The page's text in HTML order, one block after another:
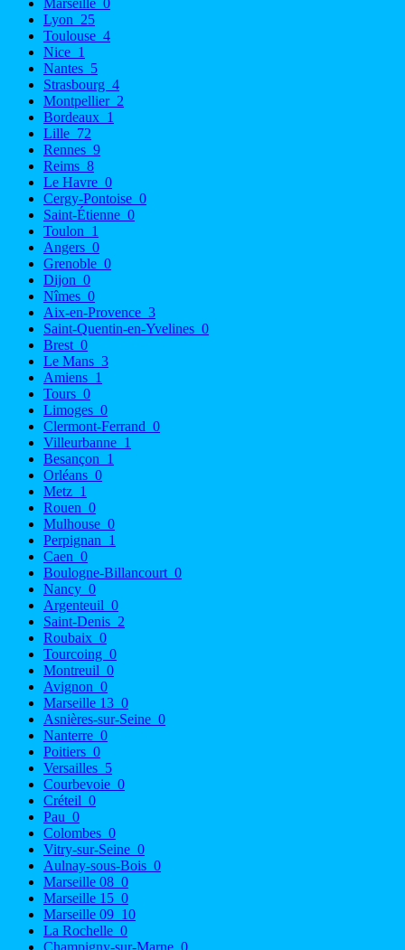
Lyon 25
Toulouse 4
Nice 1
Nantes 5
Strasbourg 4
Montpellier 2
Bordeaux 1
Lille 72
Rennes 9
Reims 8
Le Havre 0
Cergy-Pontoise 0
Saint-Étienne 0
Toulon 1
Angers 0
Grenoble 0
Dijon 0
Nîmes 0
Aix-en-Provence 3
Saint-Quentin-en-Yvelines 0
Brest 0
Le Mans 3
Amiens 1
Tours 0
Limoges 0
Clermont-Ferrand 0
Villeurbanne 1
Besançon 1
Orléans 0
Metz 1
Rouen 0
Mulhouse 0
Perpignan 1
Caen 0
Boulogne-Billancourt 0
Nancy 0
Argenteuil 0
Saint-Denis 2
Roubaix 0
Tourcoing 0
Montreuil 0
Avignon 0
Marseille 13 0
Asnières-sur-Seine 0
Nanterre 0
Poitiers 0
Versailles 5
Courbevoie 0
Créteil 0
Pau 0
Colombes 0
Vitry-sur-Seine 0
Aulnay-sous-Bois 0
Marseille 08 0
Marseille 15 0
Marseille 09 10
La Rochelle 0
Champigny-sur-Marne 0